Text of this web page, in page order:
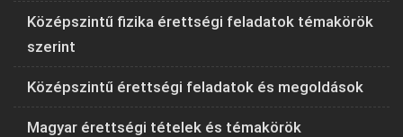
Középszintű fizika érettségi feladatok témakörök
szerint
Középszintű érettségi feladatok és megoldások
Magyar érettségi tételek és témakörök